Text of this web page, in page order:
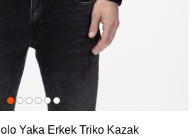
Yaka Erkek Triko Kazak